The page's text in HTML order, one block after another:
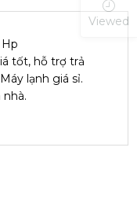
tốt, hỗ trợ trả
lạnh giá sỉ.
Viewed